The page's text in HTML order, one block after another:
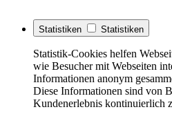
Statistiken Statistiken
Statistik-Cookies helfen
wie Besucher mit Webseiten
Informationen anonym
Diese Informationen sind von
Kundenerlebnis kontinuierlich